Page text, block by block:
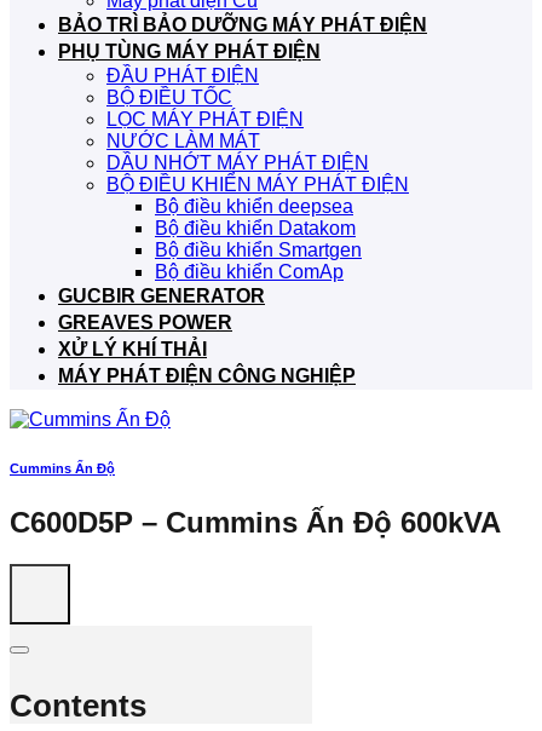
BẢO TRÌ BẢO DƯỠNG MÁY PHÁT ĐIỆN
PHỤ TÙNG MÁY PHÁT ĐIỆN
ĐẦU PHÁT ĐIỆN
BỘ ĐIỀU TỐC
LỌC MÁY PHÁT ĐIỆN
NƯỚC LÀM MÁT
DẦU NHỚT MÁY PHÁT ĐIỆN
BỘ ĐIỀU KHIỂN MÁY PHÁT ĐIỆN
Bộ điều khiển deepsea
Bộ điều khiển Datakom
Bộ điều khiển Smartgen
Bộ điều khiển ComAp
GUCBIR GENERATOR
GREAVES POWER
XỬ LÝ KHÍ THẢI
MÁY PHÁT ĐIỆN CÔNG NGHIỆP
Cummins Ấn Độ
C600D5P – Cummins Ấn Độ 600kVA
Contents